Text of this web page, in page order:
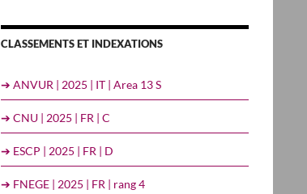
CLASSEMENTS ET INDEXATIONS
➔ ANVUR | 2025 | IT | Area 13 S
➔ CNU | 2025 | FR | C
➔ ESCP | 2025 | FR | D
➔ FNEGE | 2025 | FR | rang 4